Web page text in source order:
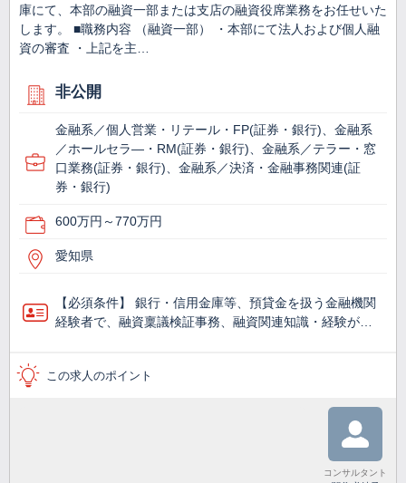
庫にて、本部の融資一部または支店の融資役席業務をお任せいた
します。 ■職務内容 （融資一部） ・本部にて法人および個人融
資の審査 ・上記を主…
非公開
金融系／個人営業・リテール・FP(証券・銀行)、金融系
／ホールセラ―・RM(証券・銀行)、金融系／テラー・窓
口業務(証券・銀行)、金融系／決済・金融事務関連(証
券・銀行)
600万円～770万円
愛知県
【必須条件】 銀行・信用金庫等、預貸金を扱う金融機関
経験者で、融資稟議検証事務、融資関連知識・経験が…
この求人のポイント
コンサルタント